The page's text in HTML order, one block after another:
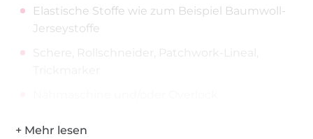
Elastische Stoffe wie zum Beispiel Baumwoll-
Jerseystoffe
Schere, Rollschneider, Patchwork-Lineal,